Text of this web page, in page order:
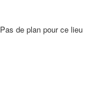
Pas de plan pour ce lieu